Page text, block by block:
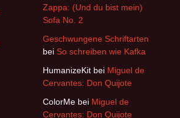
Zappa: (Und du bist mein)
Sofa No. 2
Geschwungene Schriftarten
bei So schreiben wie Kafka
HumanizeKit bei Miguel de
Cervantes: Don Quijote
ColorMe bei Miguel de
Cervantes: Don Quijote